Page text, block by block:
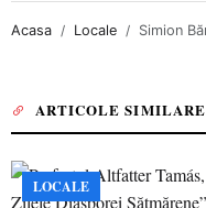
Acasa Locale Simion
ARTICOLE SIMILARE
LOCALE